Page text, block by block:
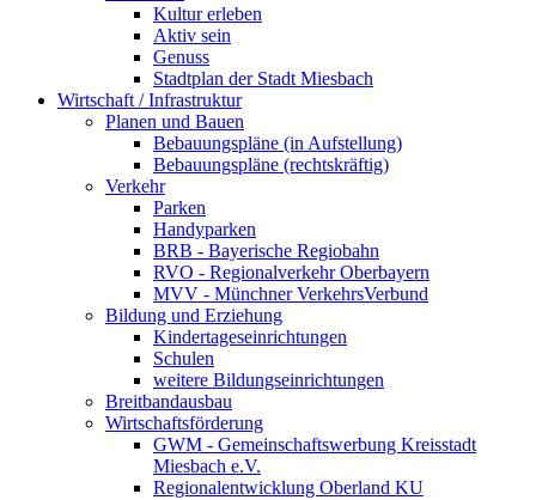
Kultur erleben
Aktiv sein
Genuss
Stadtplan der Stadt Miesbach
Wirtschaft / Infrastruktur
Planen und Bauen
Bebauungspläne (in Aufstellung)
Bebauungspläne (rechtskräftig)
Verkehr
Parken
Handyparken
BRB - Bayerische Regiobahn
RVO - Regionalverkehr Oberbayern
MVV - Münchner VerkehrsVerbund
Bildung und Erziehung
Kindertageseinrichtungen
Schulen
weitere Bildungseinrichtungen
Breitbandausbau
Wirtschaftsförderung
GWM - Gemeinschaftswerbung Kreisstadt
Miesbach e.V.
Regionalentwicklung Oberland KU